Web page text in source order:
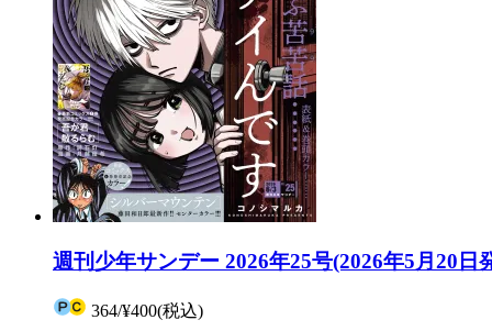
週刊少年サンデー 2026年25号(2026年5月20日
364/¥400(税込)